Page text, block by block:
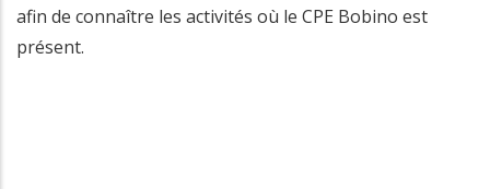
afin de connaître les activités où le CPE Bobino est
présent.